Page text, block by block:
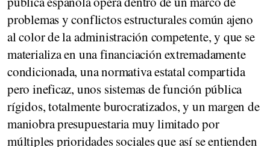
problemas y conflictos estructurales común ajeno
al color de la administración competente, y que se
materializa en una financiación extremadamente
condicionada, una normativa estatal compartida
pero ineficaz, unos sistemas de función pública
rígidos, totalmente burocratizados, y un margen de
maniobra presupuestaria muy limitado por
múltiples prioridades sociales que así se entienden